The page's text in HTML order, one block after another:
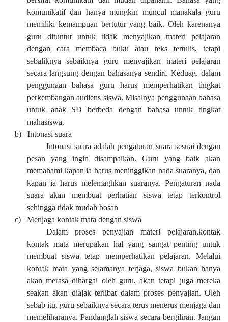
komunikatif dan hanya mungkin muncul manakala guru
memiliki kemampuan bertutur yang baik. Oleh karenanya
guru dituntut untuk tidak menyajikan materi pelajaran
dengan cara membaca buku atau teks tertulis, tetapi
sebaliknya sebaiknya guru menyajikan materi pelajaran
secara langsung dengan bahasanya sendiri. Keduag. dalam
penggunaan bahasa guru harus memperhatikan tingkat
perkembangan audiens siswa. Misalnya penggunaan bahasa
untuk anak SD berbeda dengan bahasa untuk tingkat
mahasiswa.
b)
Intonasi suara
Intonasi suara adalah pengaturan suara sesuai dengan
pesan yang ingin disampaikan. Guru yang baik akan
memahami kapan ia harus meninggikan nada suaranya, dan
kapan ia harus melemaghkan suaranya. Pengaturan nada
suara akan membuat perhatian siswa tetap terkontrol
sehingga tidak mudah bosan
c)
Menjaga kontak mata dengan siswa
Dalam proses penyajian materi pelajaran,kontak
kontak mata merupakan hal yang sangat penting untuk
membuat siswa tetap memperhatikan pelajaran. Melalui
kontak mata yang selamanya terjaga, siswa bukan hanya
akan merasa dihargai oleh guru, akan tetapi juga mereka
seakan akan diajak terlibat dalam proses penyajian. Oleh
sebab itu, guru sebaiknya secara terus menerus menjaga dan
memeliharanya. Pandanglah siswa secara bergiliran. Jangan